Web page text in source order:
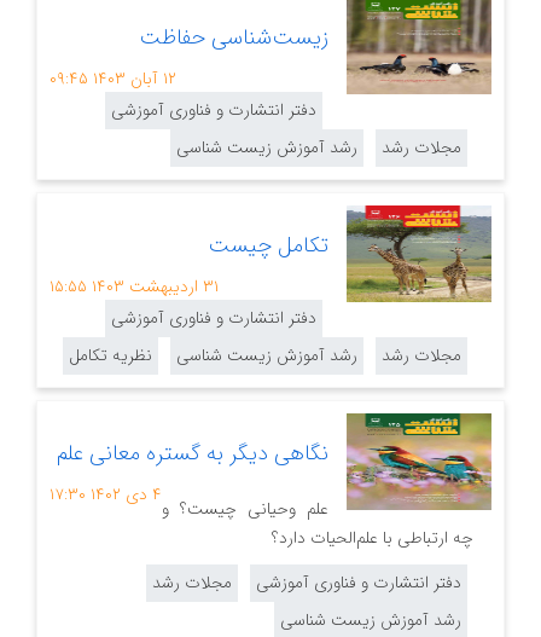
زیست‌شناسی حفاظت
۱۲ آبان ۱۴۰۳
۰۹:۴۵
دفتر انتشارت و فناوری آموزشی
مجلات رشد
رشد آموزش زیست شناسی
تکامل چیست
۳۱ اردیبهشت ۱۴۰۳
۱۵:۵۵
دفتر انتشارت و فناوری آموزشی
مجلات رشد
رشد آموزش زیست شناسی نظریه تکامل
نگاهی دیگر به گستره معانی علم
۴ دی ۱۴۰۲ ۱۷:۳۰
علم وحیانی چیست؟ و
چه ارتباطی با علم‌الحیات دارد؟
دفتر انتشارت و فناوری آموزشی
مجلات رشد
رشد آموزش زیست شناسی